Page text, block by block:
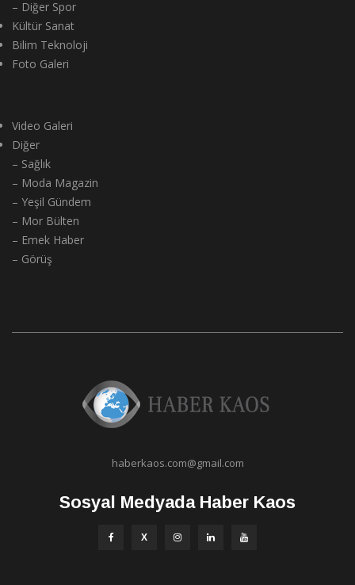
Kültür Sanat
Bilim Teknoloji
Foto Galeri
Diğer
– Sağlık
– Moda Magazin
– Yeşil Gündem
– Mor Bülten
– Emek Haber
– Görüş